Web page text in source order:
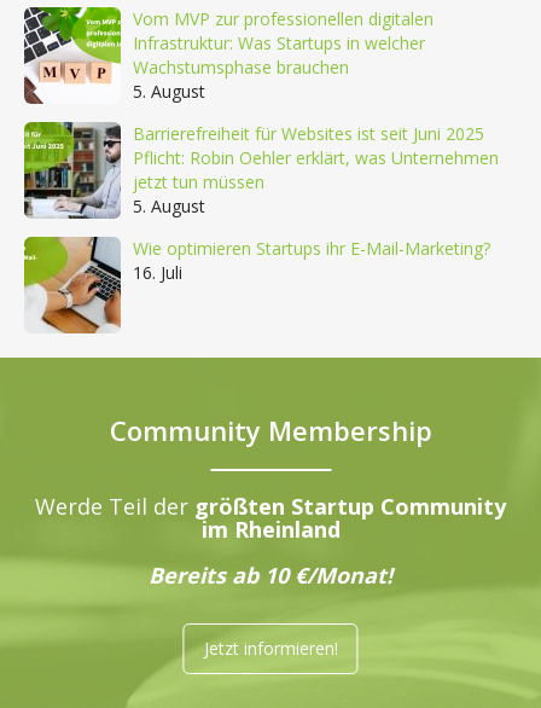
Vom MVP zur professionellen digitalen
Infrastruktur: Was Startups in welcher
Wachstumsphase brauchen
5. August
Barrierefreiheit für Websites ist seit Juni 2025
Pflicht: Robin Oehler erklärt, was Unternehmen
jetzt tun müssen
5. August
Wie optimieren Startups ihr E-Mail-Marketing?
16. Juli
Community Membership
Werde Teil der größten Startup Community
im Rheinland
Bereits ab 10 €/Monat!
Jetzt informieren!